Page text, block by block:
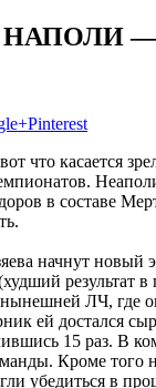
—
Pinterest
что касается
в составе
начнут новый
ЛЧ, где
ей достался
15 раз.
Кроме того
убедиться в